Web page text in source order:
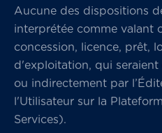
Aucune des dispositions
interprétée comme valant
concession, licence, prêt,
d'exploitation, qui
ou indirectement par
l'Utilisateur sur la
Services).